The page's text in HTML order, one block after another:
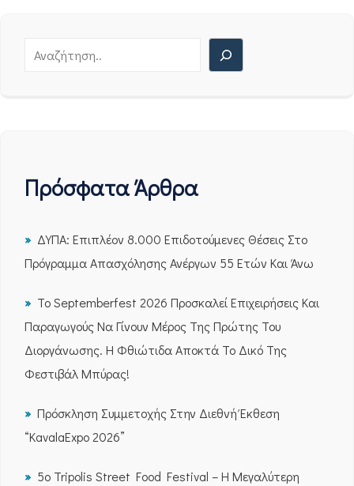
Πρόσφατα Άρθρα
ΔΥΠΑ: Επιπλέον 8.000 Επιδοτούμενες Θέσεις Στο
Πρόγραμμα Απασχόλησης Ανέργων 55 Ετών Και Άνω
Το Septemberfest 2026 Προσκαλεί Επιχειρήσεις Και
Παραγωγούς Να Γίνουν Μέρος Της Πρώτης Του
Διοργάνωσης. Η Φθιώτιδα Αποκτά Το Δικό Της
Φεστιβάλ Μπύρας!
Πρόσκληση Συμμετοχής Στην Διεθνή Έκθεση
“KavalaExpo 2026”
5ο Tripolis Street Food Festival – Η Μεγαλύτερη